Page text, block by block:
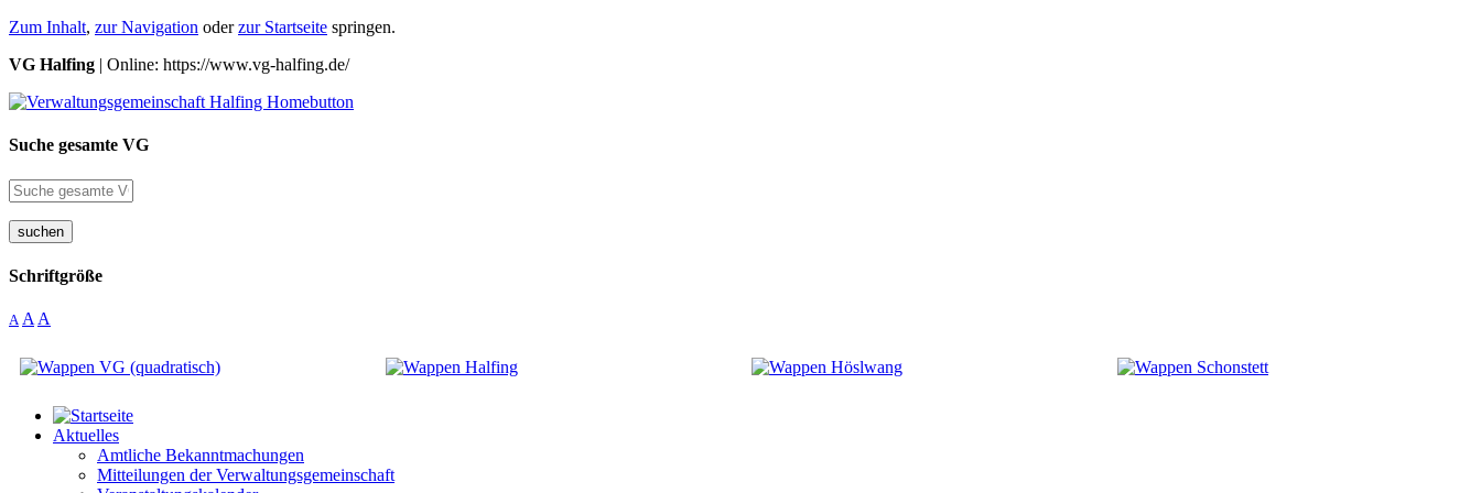
Zum Inhalt, zur Navigation oderzur Startseite springen.
VG Halfing | Online: https://www.vg-halfing.de/
Suche gesamte VG
suchen
Schriftgröße
A A A
Aktuelles
Amtliche Bekanntmachungen
Mitteilungen der Verwaltungsgemeinschaft